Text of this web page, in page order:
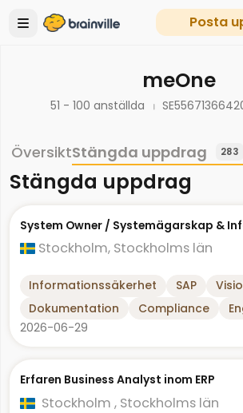
Posta
meOne
51 - 100 anställda
ÖversiktStängda uppdrag 283
Stängda uppdrag
System Owner / Systemägarskap &
Stockholm, Stockholms län
Informationssäkerhet SAP
Dokumentation
Compliance
2026-06-29
Erfaren Business Analyst inom ERP
Stockholm , Stockholms län